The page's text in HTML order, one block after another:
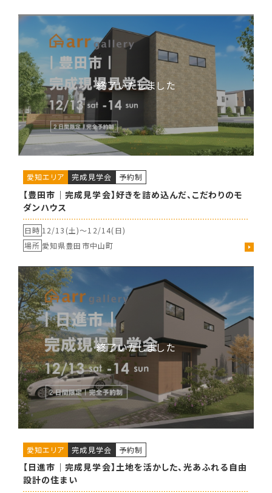
愛知エリア 完成見学会 予約制
【豊田市｜完成見学会】好きを詰め込んだ、こだわりのモ
ダンハウス
日時 12/13(土)〜12/14(日)
場所 愛知県豊田市中山町
愛知エリア 完成見学会 予約制
【日進市｜完成見学会】土地を活かした、光あふれる自由
設計の住まい